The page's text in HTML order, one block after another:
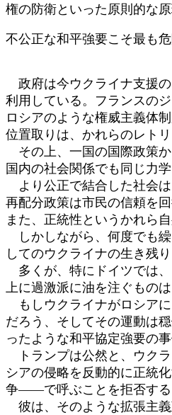
権の防衛といった原則的な
不公正な和平強要こそ最も
政府は今ウクライナ支援の
利用している。フランスの
ロシアのような権威主義体
位置取りは、かれらのレト
その上、一国の国際政策か
国内の社会関係でも同じ力
より公正で結合した社会
再配分政策は市民の信頼を
また、正統性というかれら
しかしながら、何度でも繰
してのウクライナの生き残
多くが、特にドイツでは、
上に過激派に油を注ぐもの
もしウクライナがロシアに
だろう、そしてその運動は
ったような和平協定強要の
トランプは公然と、ウクラ
シアの侵略を反動的に正統
争――で呼ぶことを拒否する
彼は、そのような拡張主義